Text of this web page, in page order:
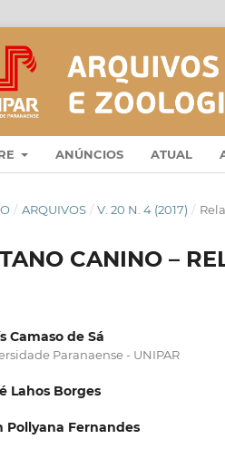
ANÚNCIOS ATUAL
/ ARQUIVOS / V. 20 N. 4 (2017) /
CANINO –
Camaso de Sá
Paranaense - UNIPAR
Lahos Borges
Pollyana Fernandes